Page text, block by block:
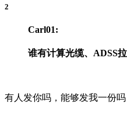
2
Carl01:
谁有计算光缆、ADSS
有人发你吗，能够发我一份